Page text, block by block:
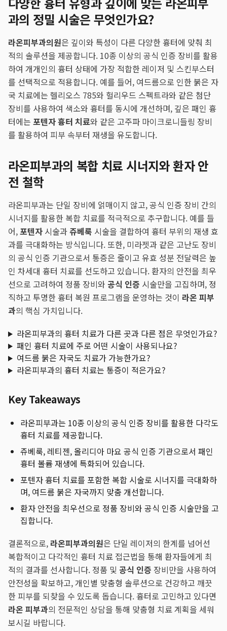
과의 정밀 시술은 무엇인가요?
라온피부과의원은 깊이와 특성이 다른 다양한 흉터에 맞춰 최
적의 솔루션을 제공합니다. 10종 이상의 공식 인증 장비를 활용
하여 개개인의 흉터 상태에 가장 적합한 레이저 및 스킨부스터
를 선택적으로 적용합니다. 예를 들어, 여드름으로 인한 붉은 자
국 치료에는 헬리오스 785와 헐리우드 스펙트라와 같은 첨단
장비를 사용하여 색소와 흉터를 동시에 개선하며, 깊은 패인 흉
터에는 포텐자 흉터 치료와 같은 고주파 마이크로니들링 장비
를 활용하여 피부 속부터 재생을 유도합니다.
라온피부과의 복합 치료 시너지와 환자 안
전 철학
라온피부과는 단일 장비에 얽매이지 않고, 공식 인증 장비 간의
시너지를 활용한 복합 치료를 적극적으로 추구합니다. 예를 들
어,포텐자 시술과쥬베룩 시술을 결합하여 흉터 부위의 재생 효
과를 극대화하는 방식입니다. 또한, 미라젯과 같은 고난도 장비
의 공식 인증 기관으로서 통증은 줄이고 유효 성분 전달력은 높
인 차세대 흉터 치료를 선도하고 있습니다. 환자의 안전을 최우
선으로 고려하여 정품 장비와 공식 인증 시술만을 고집하며, 정
직하고 투명한 흉터 복원 프로그램을 운영하는 것이 라온 피부
과의 핵심 가치입니다.
라온피부과의 흉터 치료가 다른 곳과 다른 점은 무엇인가요?
패인 흉터 치료에 주로 어떤 시술이 사용되나요?
여드름 붉은 자국도 치료가 가능한가요?
라온피부과의 흉터 치료는 통증이 적은가요?
Key Takeaways
라온피부과는 10종 이상의 공식 인증 장비를 활용한 다각도
흉터 치료를 제공합니다.
쥬베룩, 레티젠, 올리디아 마요 공식 인증 기관으로서 패인
흉터 볼륨 재생에 특화되어 있습니다.
포텐자 흉터 치료를 포함한 복합 시술로 시너지를 극대화하
며, 여드름 붉은 자국까지 맞춤 개선합니다.
환자 안전을 최우선으로 정품 장비와 공식 인증 시술만을 고
집합니다.
결론적으로, 라온피부과의원은 단일 레이저의 한계를 넘어선
복합적이고 다각적인 흉터 치료 접근법을 통해 환자들에게 최
적의 결과를 선사합니다. 정품 및 공식 인증 장비만을 사용하여
안전성을 확보하고, 개인별 맞춤형 솔루션으로 건강하고 깨끗
한 피부를 되찾을 수 있도록 돕습니다. 흉터로 고민하고 있다면
라온 피부과의 전문적인 상담을 통해 맞춤형 치료 계획을 세워
보시길 바랍니다.